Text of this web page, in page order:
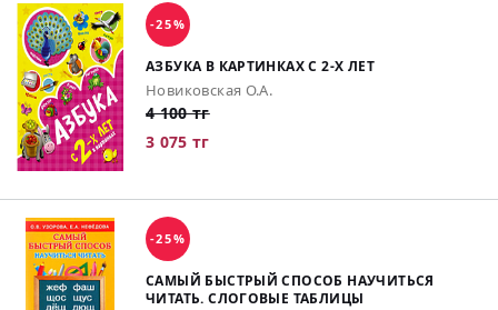
-25%
АЗБУКА В КАРТИНКАХ С 2-Х ЛЕТ
Новиковская О.А.
4 100 тг
3 075 тг
-25%
САМЫЙ БЫСТРЫЙ СПОСОБ НАУЧИТЬСЯ
ЧИТАТЬ. СЛОГОВЫЕ ТАБЛИЦЫ